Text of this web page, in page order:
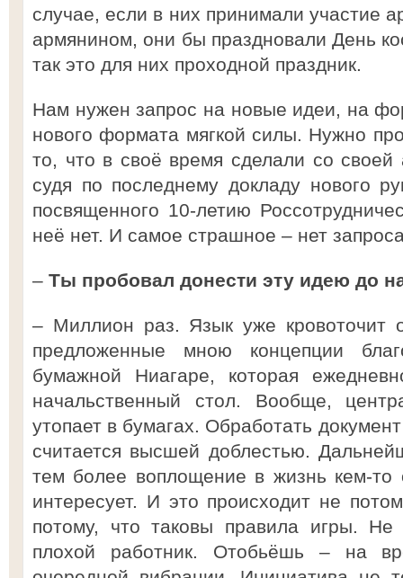
случае, если в них принимали участие
армянином, они бы праздновали День
так это для них проходной праздник.
Нам нужен запрос на новые идеи, на
нового формата мягкой силы. Нужно
то, что в своё время сделали со
судя по последнему докладу нового
посвященного 10-летию
неё нет. И самое страшное – нет
– Ты пробовал донести эту идею до
– Миллион раз. Язык уже кровоточит
предложенные мною концепции
бумажной Ниагаре, которая
начальственный стол. Вообще,
утопает в бумагах. Обработать
считается высшей доблестью.
тем более воплощение в жизнь кем-то
интересует. И это происходит не
потому, что таковы правила игры.
плохой работник. Отобьёшь – на